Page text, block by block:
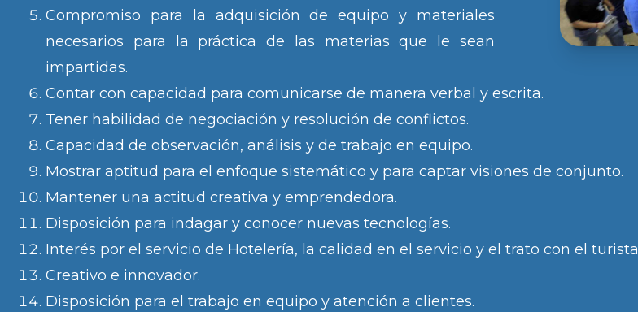
Compromiso para la adquisición de equipo y materiales
necesarios para la práctica de las materias que le sean
impartidas.
Contar con capacidad para comunicarse de manera verbal y escrita.
Tener habilidad de negociación y resolución de conflictos.
Capacidad de observación, análisis y de trabajo en equipo.
Mostrar aptitud para el enfoque sistemático y para captar visiones de conjunto.
Mantener una actitud creativa y emprendedora.
Disposición para indagar y conocer nuevas tecnologías.
Interés por el servicio de Hotelería, la calidad en el servicio y el trato con el turista
Creativo e innovador.
Disposición para el trabajo en equipo y atención a clientes.